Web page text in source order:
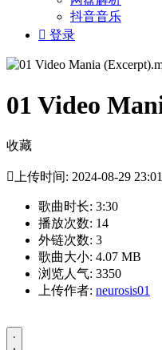
抖音音乐
 登录
01 Video
收藏
 上传时间: 2024-08-29
歌曲时长: 3:30
播放次数: 14
外链次数: 3
歌曲大小: 4.07 MB
浏览人气: 3350
上传作者: neurosis01